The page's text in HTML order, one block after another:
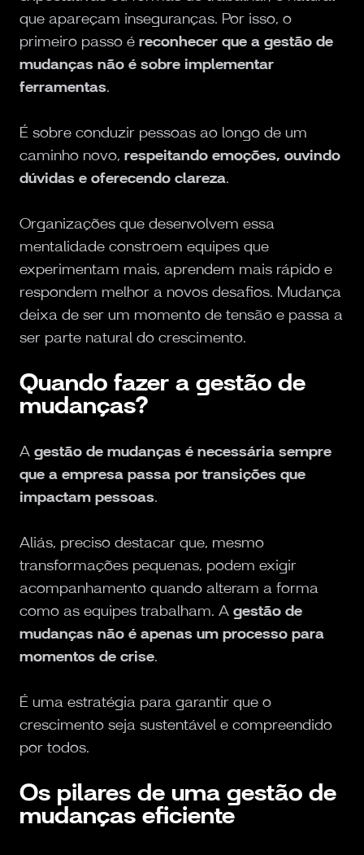
que apareçam inseguranças. Por isso, o
primeiro passo é reconhecer que a gestão de
mudanças não é sobre implementar
ferramentas.
É sobre conduzir pessoas ao longo de um
caminho novo, respeitando emoções, ouvindo
dúvidas e oferecendo clareza.
Organizações que desenvolvem essa
mentalidade constroem equipes que
experimentam mais, aprendem mais rápido e
respondem melhor a novos desafios. Mudança
deixa de ser um momento de tensão e passa a
ser parte natural do crescimento.
Quando fazer a gestão de
mudanças?
A gestão de mudanças é necessária sempre
que a empresa passa por transições que
impactam pessoas.
Aliás, preciso destacar que, mesmo
transformações pequenas, podem exigir
acompanhamento quando alteram a forma
como as equipes trabalham. A gestão de
mudanças não é apenas um processo para
momentos de crise.
É uma estratégia para garantir que o
crescimento seja sustentável e compreendido
por todos.
Os pilares de uma gestão de
mudanças eficiente